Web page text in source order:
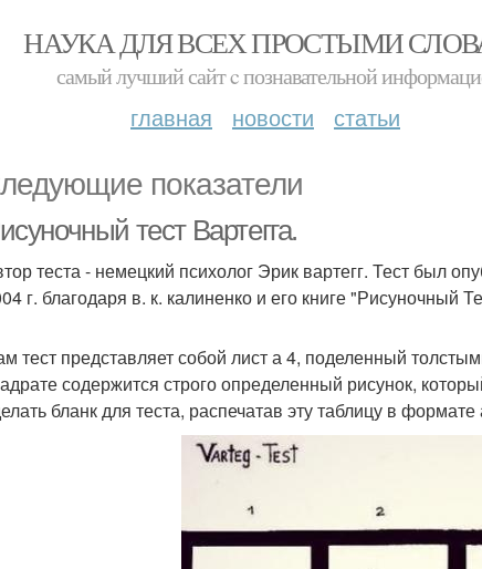
НАУКА ДЛЯ ВСЕХ ПРОСТЫМИ
самый лучший сайт c познавательной
главная новости статьи
показатели
тест Вартегга.
теста - немецкий психолог Эрик вартегг. Тест был
г. благодаря в. к. калиненко и его книге "Рисуночный
тест представляет собой лист а 4, поделенный
содержится строго определенный рисунок,
бланк для теста, распечатав эту таблицу в формате